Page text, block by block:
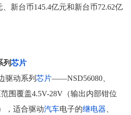
、新台币145.4亿元和新台币72.62亿
列芯片
驱动系列 芯片——NSD56080、
围覆盖4.5V-28V（输出内部钳位
，适合驱动汽车电子的继电器